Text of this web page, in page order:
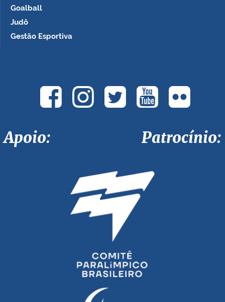
Goalball
Judô
Gestão Esportiva
Apoio: Patrocínio: